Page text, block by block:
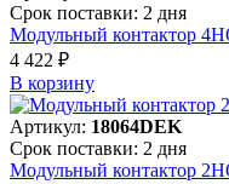
Срок поставки: 2 дня
Модульный контактор
4 422 ₽
В корзинy
Артикул: 18064DEK
Срок поставки: 2 дня
Модульный контактор